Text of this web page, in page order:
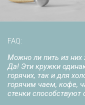
FAQ:
Можно ли пить из них
Да! Эти кружки
горячих, так и для
горячим чаем, кофе,
стенки способствуют